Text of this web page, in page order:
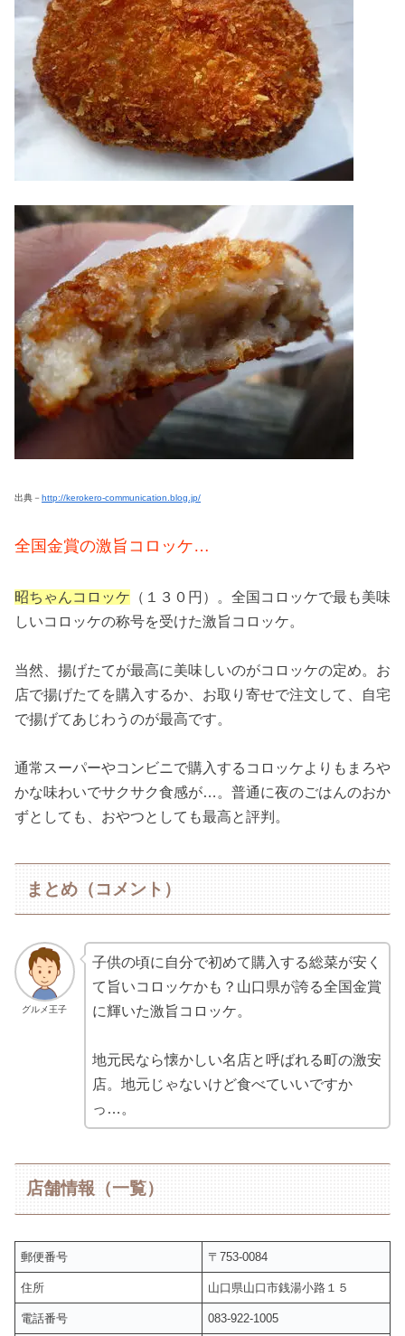
出典－ http://kerokero-communication.blog.jp/
全国金賞の激旨コロッケ…
昭ちゃんコロッケ （１３０円）。全国コロッケで最も美味
しいコロッケの称号を受けた激旨コロッケ。
当然、揚げたてが最高に美味しいのがコロッケの定め。お
店で揚げたてを購入するか、お取り寄せで注文して、自宅
で揚げてあじわうのが最高です。
通常スーパーやコンビニで購入するコロッケよりもまろや
かな味わいでサクサク食感が…。普通に夜のごはんのおか
ずとしても、おやつとしても最高と評判。
まとめ（コメント）
グルメ王子
子供の頃に自分で初めて購入する総菜が安く
て旨いコロッケかも？山口県が誇る全国金賞
に輝いた激旨コロッケ。
地元民なら懐かしい名店と呼ばれる町の激安
店。地元じゃないけど食べていいですか
っ…。
店舗情報（一覧）
郵便番号 〒753-0084
住所 山口県山口市銭湯小路１５
電話番号 083-922-1005